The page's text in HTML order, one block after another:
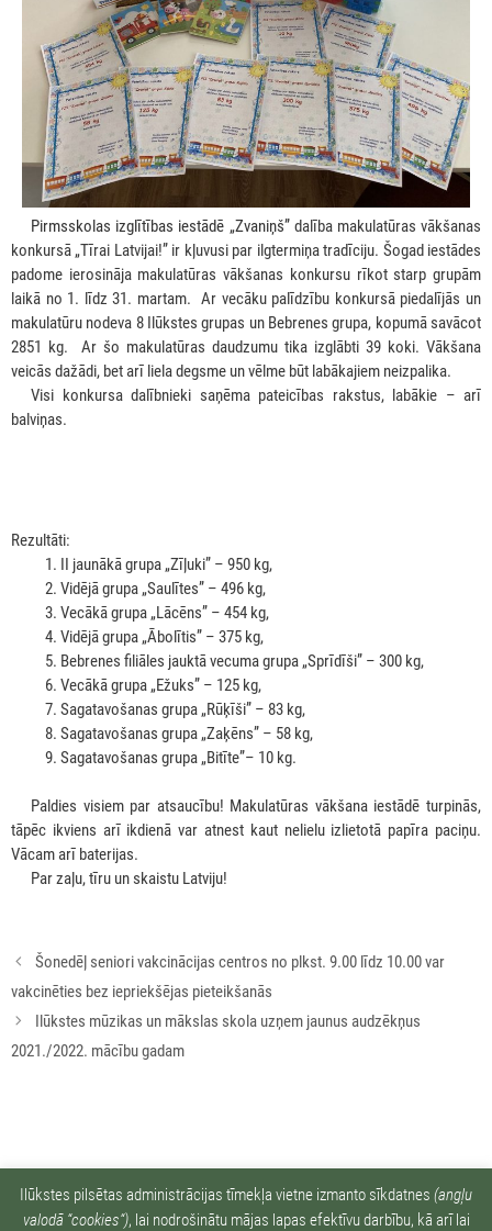
Pirmsskolas izglītības iestādē „Zvaniņš” dalība makulatūras vākšanas
konkursā „Tīrai Latvijai!” ir kļuvusi par ilgtermiņa tradīciju. Šogad iestādes
padome ierosināja makulatūras vākšanas konkursu rīkot starp grupām
laikā no 1. līdz 31. martam. Ar vecāku palīdzību konkursā piedalījās un
makulatūru nodeva 8 Ilūkstes grupas un Bebrenes grupa, kopumā savācot
2851 kg. Ar šo makulatūras daudzumu tika izglābti 39 koki. Vākšana
veicās dažādi, bet arī liela degsme un vēlme būt labākajiem neizpalika.
Visi konkursa dalībnieki saņēma pateicības rakstus, labākie – arī
balviņas.
Rezultāti:
II jaunākā grupa „Zīļuki” – 950 kg,
Vidējā grupa „Saulītes” – 496 kg,
Vecākā grupa „Lācēns” – 454 kg,
Vidējā grupa „Ābolītis” – 375 kg,
Bebrenes filiāles jauktā vecuma grupa „Sprīdīši” – 300 kg,
Vecākā grupa „Ežuks” – 125 kg,
Sagatavošanas grupa „Rūķīši” – 83 kg,
Sagatavošanas grupa „Zaķēns” – 58 kg,
Sagatavošanas grupa „Bitīte”– 10 kg.
Paldies visiem par atsaucību! Makulatūras vākšana iestādē turpinās,
tāpēc ikviens arī ikdienā var atnest kaut nelielu izlietotā papīra paciņu.
Vācam arī baterijas.
Par zaļu, tīru un skaistu Latviju!
Rakstu
navigācija
Šonedēļ seniori vakcinācijas centros no plkst. 9.00 līdz 10.00 var
vakcinēties bez iepriekšējas pieteikšanās
Ilūkstes mūzikas un mākslas skola uzņem jaunus audzēkņus
2021./2022. mācību gadam
Ilūkstes pilsētas administrācijas tīmekļa vietne izmanto sīkdatnes (angļu
valodā “cookies“), lai nodrošinātu mājas lapas efektīvu darbību, kā arī lai